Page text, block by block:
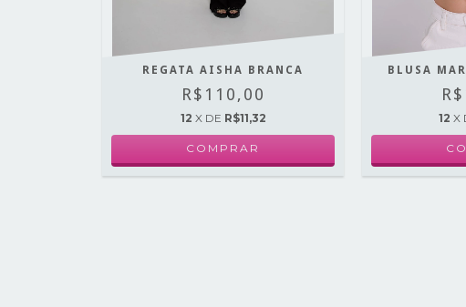
REGATA AISHA BRANCA
R$110,00
12 X DE R$11,32
BLUSA
12 X